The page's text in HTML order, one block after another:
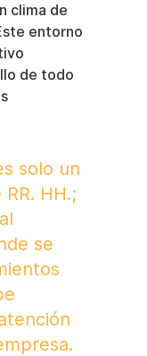
clima de
entorno
de todo
solo un
HH.;
se